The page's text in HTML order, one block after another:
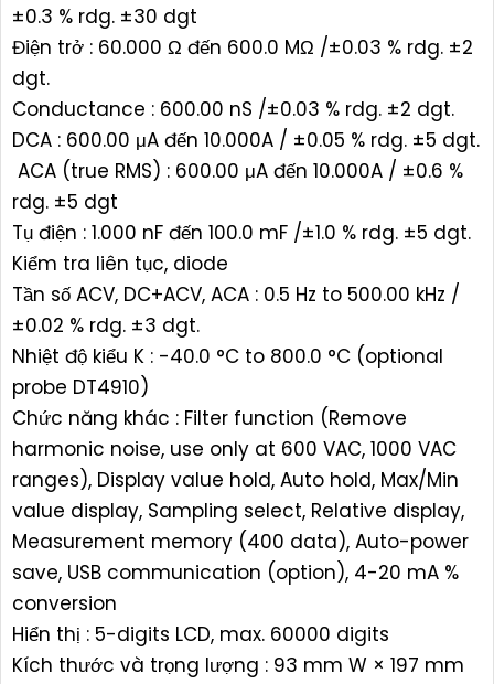
±0.3 % rdg. ±30 dgt
Điện trở : 60.000 Ω đến 600.0 MΩ /±0.03 % rdg. ±2
dgt.
Conductance : 600.00 nS /±0.03 % rdg. ±2 dgt.
DCA : 600.00 μA đến 10.000A / ±0.05 % rdg. ±5 dgt.
ACA (true RMS) : 600.00 μA đến 10.000A / ±0.6 %
rdg. ±5 dgt
Tụ điện : 1.000 nF đến 100.0 mF /±1.0 % rdg. ±5 dgt.
Kiểm tra liên tục, diode
Tần số ACV, DC+ACV, ACA : 0.5 Hz to 500.00 kHz /
±0.02 % rdg. ±3 dgt.
Nhiệt độ kiểu K : -40.0 °C to 800.0 °C (optional
probe DT4910)
Chức năng khác : Filter function (Remove
harmonic noise, use only at 600 VAC, 1000 VAC
ranges), Display value hold, Auto hold, Max/Min
value display, Sampling select, Relative display,
Measurement memory (400 data), Auto-power
save, USB communication (option), 4-20 mA %
conversion
Hiển thị : 5-digits LCD, max. 60000 digits
Kích thước và trọng lượng : 93 mm W × 197 mm